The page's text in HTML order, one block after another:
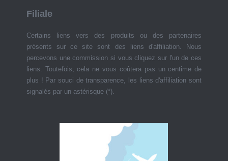
Filiale
Certains liens vers des produits ou des partenaires
présents sur ce site sont des liens d'affiliation. Nous
percevons une commission si vous cliquez sur l'un de ces
liens. Toutefois, cela ne vous coûtera pas un centime de
plus ! Par souci de transparence, les liens d'affiliation sont
signalés par un astérisque (*).